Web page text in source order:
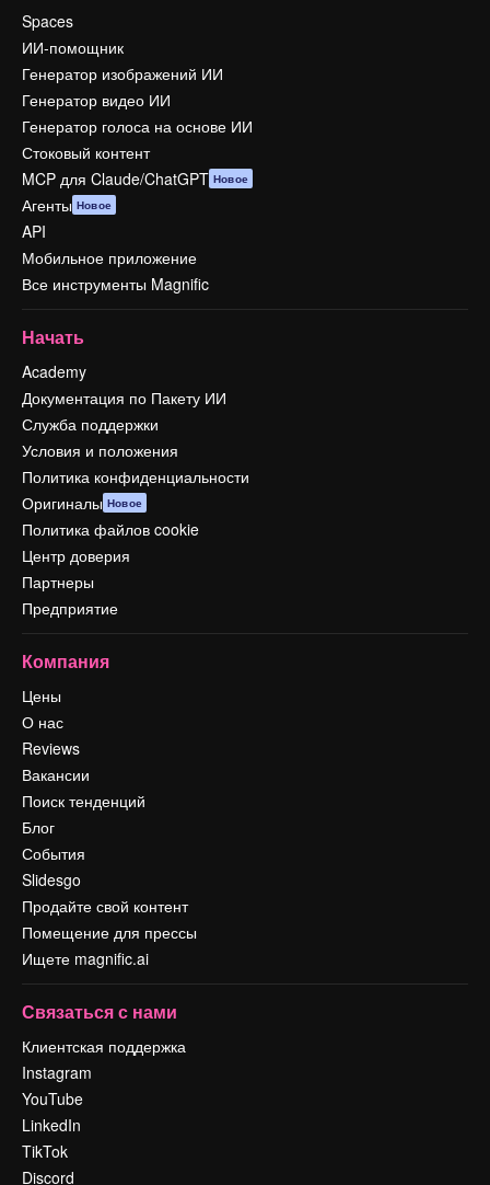
Spaces
ИИ-помощник
Генератор изображений ИИ
Генератор видео ИИ
Генератор голоса на основе ИИ
Стоковый контент
MCP для Claude/ChatGPT Новое
Агенты Новое
API
Мобильное приложение
Все инструменты Magnific
Начать
Academy
Документация по Пакету ИИ
Служба поддержки
Условия и положения
Политика конфиденциальности
Оригиналы Новое
Политика файлов cookie
Центр доверия
Партнеры
Предприятие
Компания
Цены
О нас
Reviews
Вакансии
Поиск тенденций
Блог
События
Slidesgo
Продайте свой контент
Помещение для прессы
Ищете magnific.ai
Связаться с нами
Клиентская поддержка
Instagram
YouTube
LinkedIn
TikTok
Discord